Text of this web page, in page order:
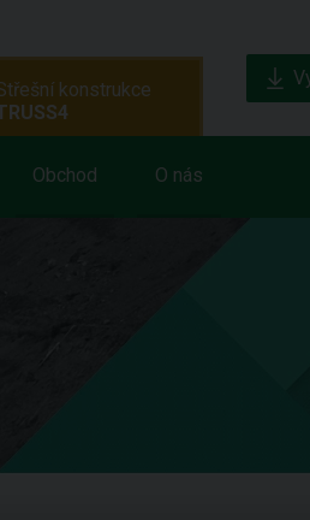
Obchod O nás
konstrukce